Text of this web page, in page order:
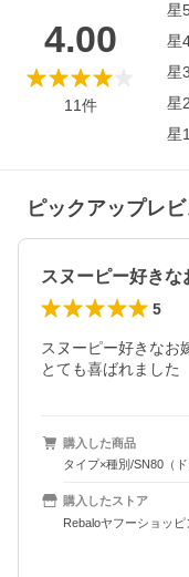
4.00
11件
星
星
星
星
星
ピックアップレ
5
スヌーピー好きなお
とても喜ばれました
購入した商品
タイプ×種別/SN80（
購入したストア
Rebaloヤフーショッピ